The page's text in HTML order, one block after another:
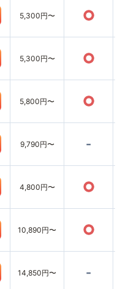
5,300円〜 ○
5,300円〜 ○
5,800円〜 ○
9,790円〜 -
4,800円〜 ○
10,890円〜 ○
14,850円〜 -